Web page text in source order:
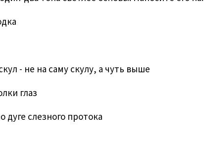
- не на саму скулу, а чуть выше
глаз
дуге слезного протока